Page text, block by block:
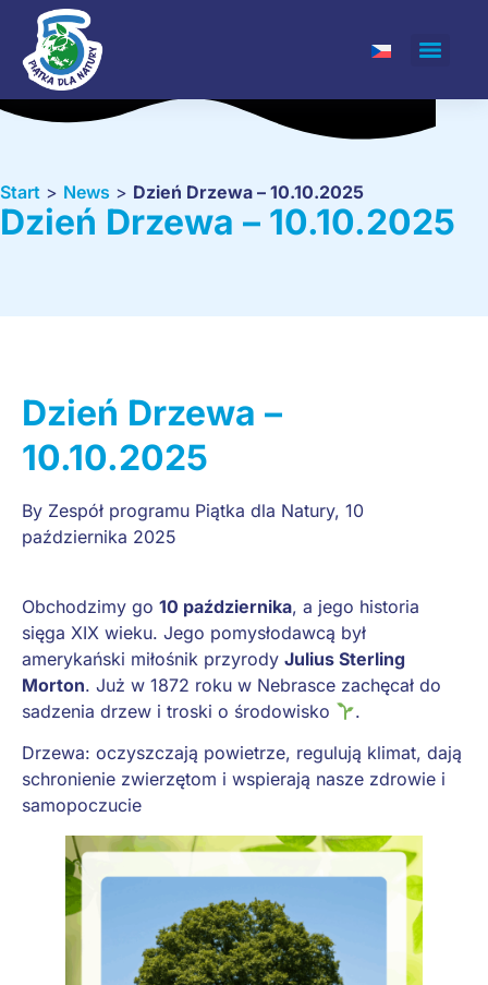
Start > News > Dzień Drzewa – 10.10.2025
Dzień Drzewa – 10.10.2025
Dzień Drzewa –
10.10.2025
By Zespół programu Piątka dla Natury, 10
października 2025
Obchodzimy go 10 października, a jego historia
sięga XIX wieku. Jego pomysłodawcą był
amerykański miłośnik przyrody Julius Sterling
Morton. Już w 1872 roku w Nebrasce zachęcał do
sadzenia drzew i troski o środowisko
.
Drzewa: oczyszczają powietrze, regulują klimat, dają
schronienie zwierzętom i wspierają nasze zdrowie i
samopoczucie